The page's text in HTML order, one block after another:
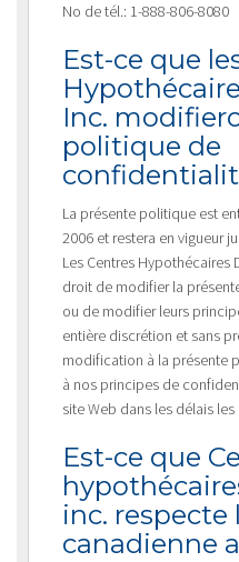
No de tél.: 1-888-806-8080
Est-ce que
Inc.
politique de
La présente politique est
2006 et restera en vigueur
Les Centres Hypothécaires
droit de modifier la
ou de modifier leurs
entière discrétion et sans
modification à la présente
à nos principes de
site Web dans les délais
Est-ce que
inc. respecte
canadienne